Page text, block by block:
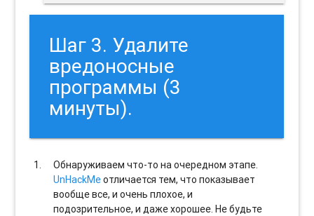
Шаг 3. Удалите
вредоносные
программы (3
минуты).
Обнаруживаем что-то на очередном этапе.
UnHackMeотличается тем, что показывает
вообще все, и очень плохое, и
подозрительное, и даже хорошее. Не будьте